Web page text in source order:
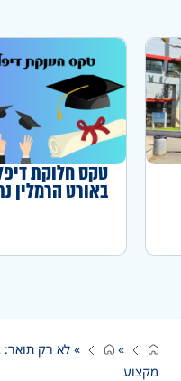
טקס חלוקת
באורט הרמלין
»
» לא רק תואר:
מקצוע